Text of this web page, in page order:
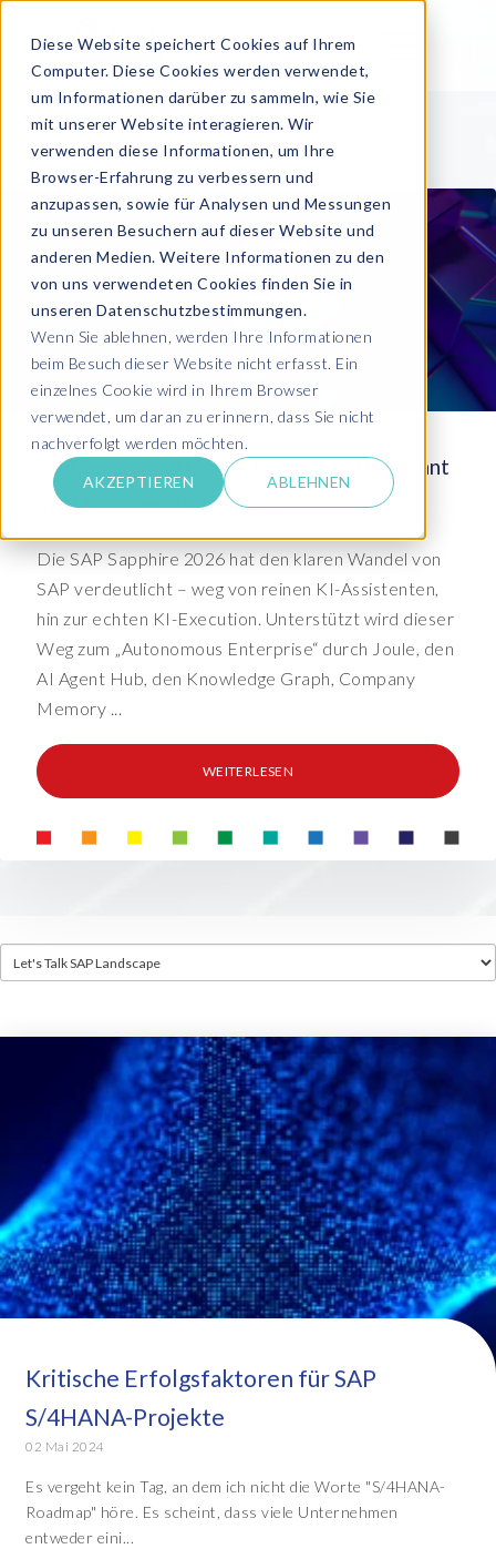
Diese Website speichert Cookies auf Ihrem
Computer. Diese Cookies werden verwendet,
um Informationen darüber zu sammeln, wie Sie
mit unserer Website interagieren. Wir
verwenden diese Informationen, um Ihre
Browser-Erfahrung zu verbessern und
anzupassen, sowie für Analysen und Messungen
zu unseren Besuchern auf dieser Website und
anderen Medien. Weitere Informationen zu den
von uns verwendeten Cookies finden Sie in
unseren Datenschutzbestimmungen.
Wenn Sie ablehnen, werden Ihre Informationen
beim Besuch dieser Website nicht erfasst. Ein
einzelnes Cookie wird in Ihrem Browser
verwendet, um daran zu erinnern, dass Sie nicht
nachverfolgt werden möchten.
AKZEPTIEREN ABLEHNEN
SAP Sapphire 2026: KI-Bereitschaft beginnt
mit Datenbereitschaft
Die SAP Sapphire 2026 hat den klaren Wandel von
SAP verdeutlicht – weg von reinen KI-Assistenten,
hin zur echten KI-Execution. Unterstützt wird dieser
Weg zum „Autonomous Enterprise“ durch Joule, den
AI Agent Hub, den Knowledge Graph, Company
Memory ...
WEITERLESEN
Kritische Erfolgsfaktoren für SAP
S/4HANA-Projekte
02 Mai 2024
Es vergeht kein Tag, an dem ich nicht die Worte "S/4HANA-
Roadmap" höre. Es scheint, dass viele Unternehmen
entweder eini...